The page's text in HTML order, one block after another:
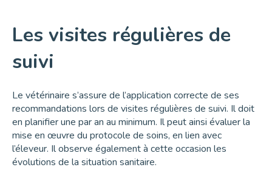
Les visites régulières de
suivi
Le vétérinaire s’assure de l’application correcte de ses
recommandations lors de visites régulières de suivi. Il doit
en planifier une par an au minimum. Il peut ainsi évaluer la
mise en œuvre du protocole de soins, en lien avec
l’éleveur. Il observe également à cette occasion les
évolutions de la situation sanitaire.